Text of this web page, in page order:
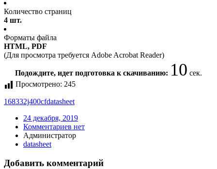
Количество страниц
4 шт.
Форматы файла
HTML, PDF
(Для просмотра требуется Adobe Acrobat Reader)
Подождите, идет подготовка к скачиванию: 10 сек.
Просмотрено: 245
168332j400cfdatasheet
24 декабря, 2019
Комментариев нет
Администратор
datasheet
Добавить комментарий